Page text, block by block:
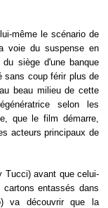
même le scénario de
voie du suspense en
siège d'une banque
sans coup férir plus de
beau milieu de cette
selon les
que le film démarre,
acteurs principaux de
Tucci) avant que celui-
entassés dans
va découvrir que la